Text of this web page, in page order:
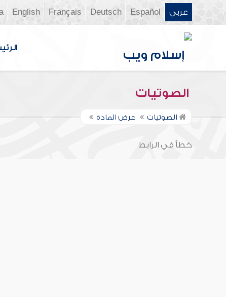
عربي Español
Deutsch
Français
English
الصوتيات
الصوتيات عرض المادة
خطأ في الرابط